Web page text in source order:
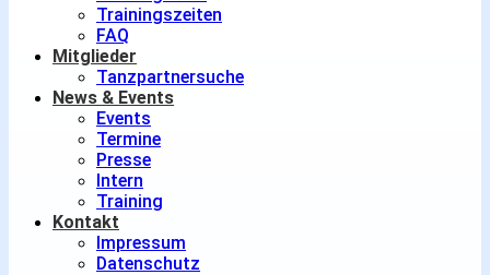
Trainingszeiten
FAQ
Mitglieder
Tanzpartnersuche
News & Events
Events
Termine
Presse
Intern
Training
Kontakt
Impressum
Datenschutz